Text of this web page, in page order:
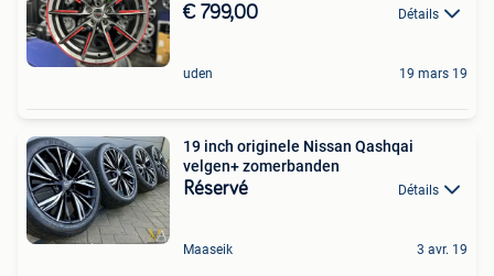
€ 799,00 Détails
uden 19 mars 19
19 inch originele Nissan Qashqai
velgen+ zomerbanden
Réservé Détails
Maaseik 3 avr. 19